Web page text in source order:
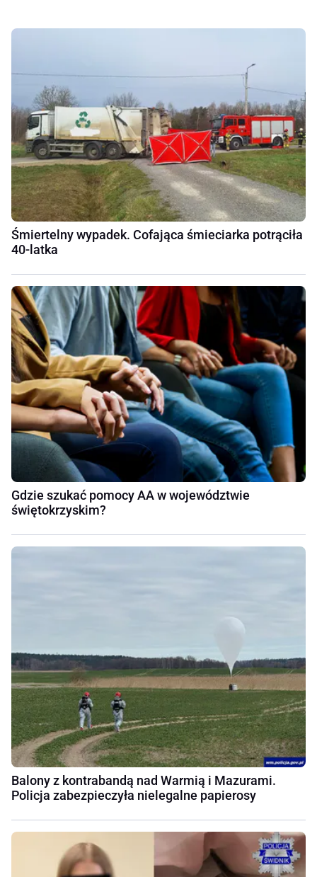
Śmiertelny wypadek. Cofająca śmieciarka potrąciła
40-latka
Gdzie szukać pomocy AA w województwie
świętokrzyskim?
Balony z kontrabandą nad Warmią i Mazurami.
Policja zabezpieczyła nielegalne papierosy